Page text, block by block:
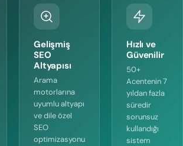
Gelişmiş
SEO
Altyapısı
Arama
motorlarına
uyumlu altyapı
ve dile özel
SEO
optimizasyonu
Hızlı ve
Güvenilir
50+
Acentenin 7
yıldan fazla
süredir
sorunsuz
kullandığı
sistem